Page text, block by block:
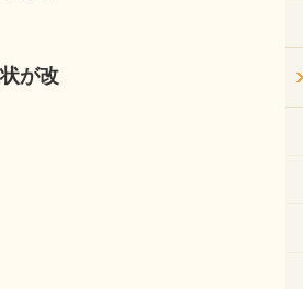
が改